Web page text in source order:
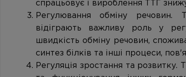
спрацьовує і вироблення ТТГ
Регулювання обміну речовин.
відіграють важливу роль у
швидкість обміну речовин,
синтез білків та інші процеси,
Регуляція зростання та